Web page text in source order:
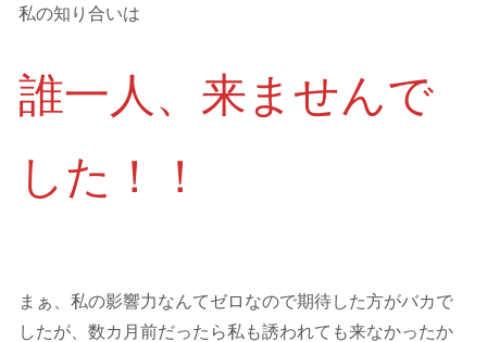
私の知り合いは
誰一人、来ませんで
した！！
まぁ、私の影響力なんてゼロなので期待した方がバカで
したが、数カ月前だったら私も誘われても来なかったか